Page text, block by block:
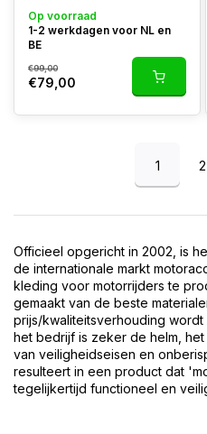
Op voorraad
1-2 werkdagen voor NL en
BE
€99,00
€79,00
1 2
Officieel opgericht in 2002, is
de internationale markt
kleding voor motorrijders te
gemaakt van de beste
prijs/kwaliteitsverhouding
het bedrijf is zeker de helm,
van veiligheidseisen en
resulteert in een product dat
tegelijkertijd functioneel en